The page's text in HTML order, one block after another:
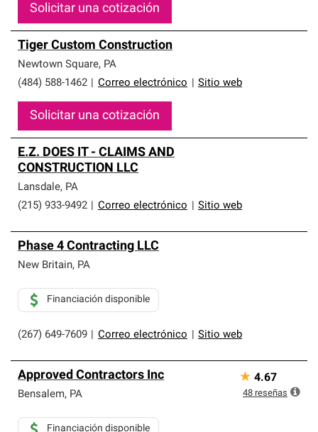
Solicitar una cotización
Tiger Custom Construction
Newtown Square, PA
(484) 588-1462
Correo electrónico Sitio web
Solicitar una cotización
E.Z. DOES IT - CLAIMS AND
CONSTRUCTION LLC
Lansdale, PA
(215) 933-9492
Correo electrónico Sitio web
Phase 4 Contracting LLC
New Britain, PA
(267) 649-7609 Correo electrónico Sitio web
Financiación disponible
Approved Contractors Inc
Bensalem, PA
Financiación disponible
★ 4.67
48 reseñas